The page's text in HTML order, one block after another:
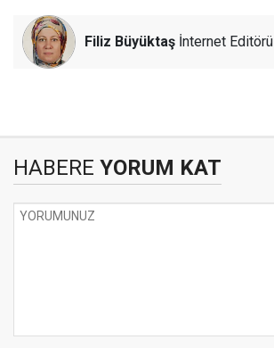
Filiz Büyüktaş İnternet Editörü
HABERE YORUM KAT